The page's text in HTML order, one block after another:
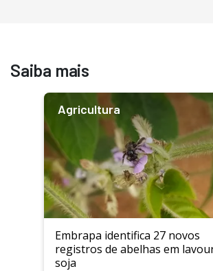
Saiba mais
Agricultura
Embrapa identifica 27 novos
registros de abelhas em
soja